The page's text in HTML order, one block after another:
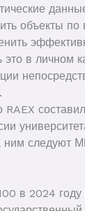
объекты
это в личном
RAEX
ним
в 2024